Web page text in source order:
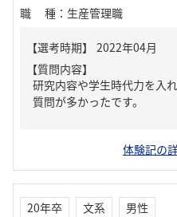
職種 ： 生産管理職
【質問内容】
研究内容や学生時代力を入
質問が多かったです。
体験記の
20年卒 文系
男性